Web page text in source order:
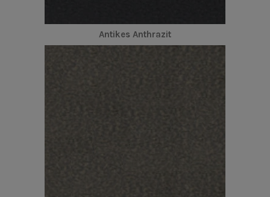
Antikes Anthrazit